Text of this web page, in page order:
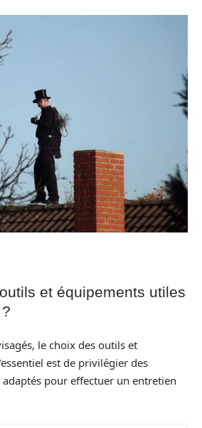
et équipements utiles
le choix des outils et
est de privilégier des
adaptés pour effectuer un entretien